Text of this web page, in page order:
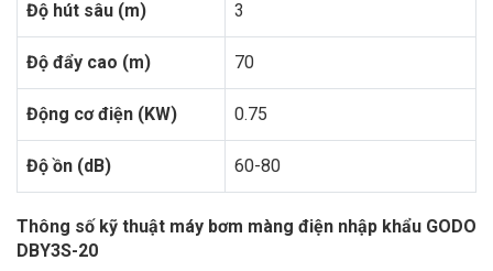
Độ hút sâu (m) 3
Độ đẩy cao (m) 70
Động cơ điện (KW) 0.75
Độ ồn (dB) 60-80
Thông số kỹ thuật máy bơm màng điện nhập khẩu GODO
DBY3S-20